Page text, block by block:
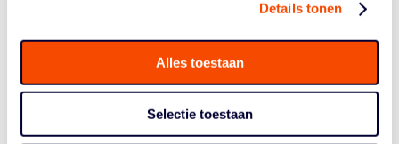
Details tonen
Alles toestaan
Selectie toestaan